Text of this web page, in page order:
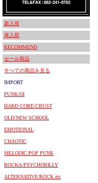
新入荷
再入荷
RECOMMEND
セール商品
すべての商品を見る
IMPORT
PUNK/OI
HARD CORE/CRUST
OLD/NEW SCHOOL
EMOTIONAL
CHAOTIC
MELODIC/POP PUNK
ROCKA/PSYCHOBILLY
ALTERNATIVE/ROCK etc